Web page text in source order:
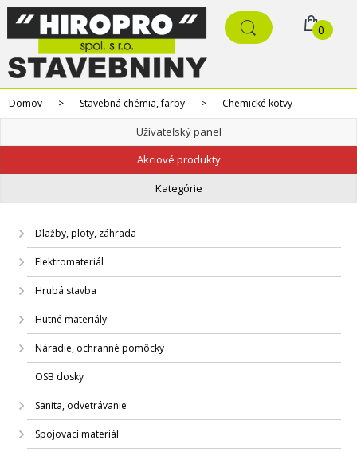
0
Domov > Stavebná chémia, farby > Chemické kotvy
Užívateľský panel
Akciové produkty
Kategórie
Dlažby, ploty, záhrada
Elektromateriál
Hrubá stavba
Hutné materiály
Náradie, ochranné pomôcky
OSB dosky
Sanita, odvetrávanie
Spojovací materiál